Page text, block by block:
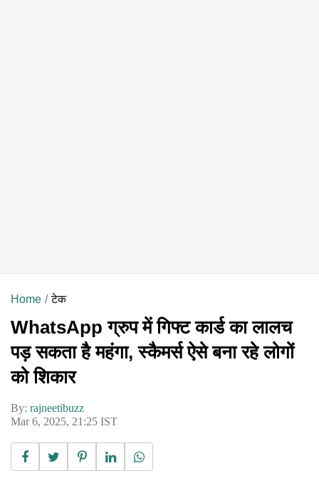
Home टेक
WhatsApp ग्रुप में गिफ्ट कार्ड का लालच
पड़ सकता है महंगा, स्कैमर्स ऐसे बना रहे लोगों
को शिकार
By: rajneetibuzz
Mar 6, 2025, 21:25 IST